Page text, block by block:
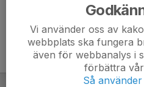
Vi använder oss av
webbplats ska fungera
även för webbanalys i
förbättra
Så